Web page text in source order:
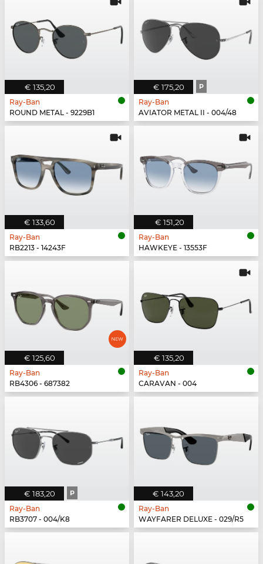
€ 135,20
Ray-Ban
ROUND METAL - 9229B1
€ 175,20 P
Ray-Ban
AVIATOR METAL II - 004/48
€ 133,60
Ray-Ban
RB2213 - 14243F
€ 151,20
Ray-Ban
HAWKEYE - 13553F
€ 125,60
Ray-Ban
RB4306 - 687382
€ 135,20
Ray-Ban
CARAVAN - 004
€ 183,20 P
Ray-Ban
RB3707 - 004/K8
€ 143,20
Ray-Ban
WAYFARER DELUXE - 029/R5